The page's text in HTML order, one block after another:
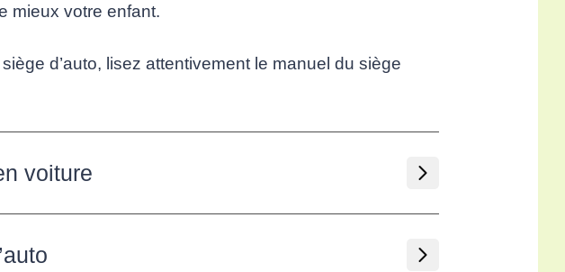
mieux votre enfant.
d’auto, lisez attentivement le manuel du siège
voiture